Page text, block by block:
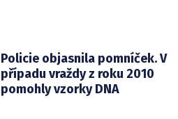
Policie objasnila pomníček. V
případu vraždy z roku 2010
pomohly vzorky DNA